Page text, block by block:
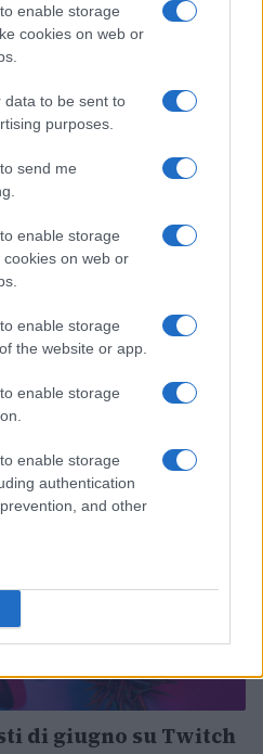
enable storage
cookies on web or
data to be sent to
purposes.
send me
enable storage
on web or
enable storage
the website or app.
enable storage
enable storage
authentication
and other
di luglio ha portato diverse
scopriamo le notizie
di giugno su Twitch